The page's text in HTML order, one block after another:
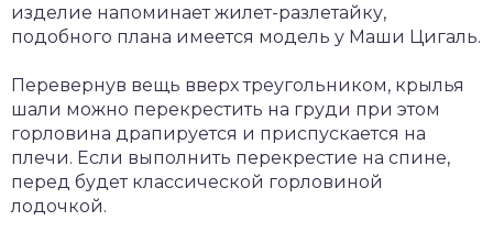
изделие напоминает жилет-разлетайку,
подобного плана имеется модель у Маши Цигаль.
Перевернув вещь вверх треугольником, крылья
шали можно перекрестить на груди при этом
горловина драпируется и приспускается на
плечи. Если выполнить перекрестие на спине,
перед будет классической горловиной
лодочкой.